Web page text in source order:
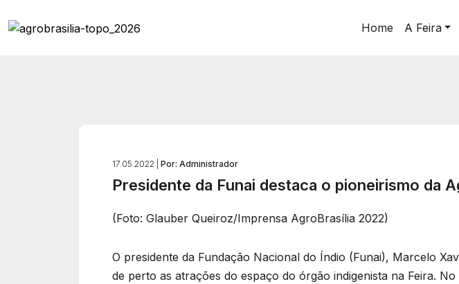
Home A Feira
17.05.2022 | Por: Administrador
Presidente da Funai destaca o pioneirismo da
(Foto: Glauber Queiroz/Imprensa AgroBrasília 2022)
O presidente da Fundação Nacional do Índio (Funai), Marcelo
de perto as atrações do espaço do órgão indigenista na Feira.